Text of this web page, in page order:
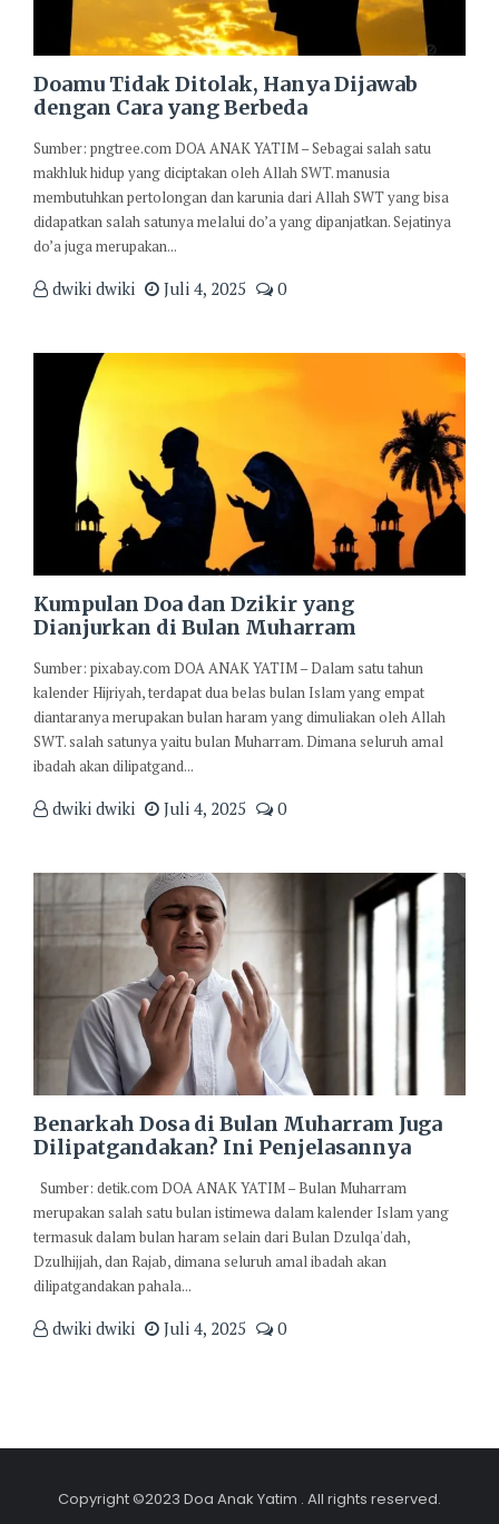
Doamu Tidak Ditolak, Hanya Dijawab
dengan Cara yang Berbeda
Sumber: pngtree.com DOA ANAK YATIM – Sebagai salah satu
makhluk hidup yang diciptakan oleh Allah SWT. manusia
membutuhkan pertolongan dan karunia dari Allah SWT yang bisa
didapatkan salah satunya melalui do’a yang dipanjatkan. Sejatinya
do’a juga merupakan...
dwiki dwiki Juli 4, 2025 0
Kumpulan Doa dan Dzikir yang
Dianjurkan di Bulan Muharram
Sumber: pixabay.com DOA ANAK YATIM – Dalam satu tahun
kalender Hijriyah, terdapat dua belas bulan Islam yang empat
diantaranya merupakan bulan haram yang dimuliakan oleh Allah
SWT. salah satunya yaitu bulan Muharram. Dimana seluruh amal
ibadah akan dilipatgand...
dwiki dwiki Juli 4, 2025 0
Benarkah Dosa di Bulan Muharram Juga
Dilipatgandakan? Ini Penjelasannya
Sumber: detik.com DOA ANAK YATIM – Bulan Muharram
merupakan salah satu bulan istimewa dalam kalender Islam yang
termasuk dalam bulan haram selain dari Bulan Dzulqa'dah,
Dzulhijjah, dan Rajab, dimana seluruh amal ibadah akan
dilipatgandakan pahala...
dwiki dwiki Juli 4, 2025 0
Copyright ©2023 Doa Anak Yatim . All rights reserved.